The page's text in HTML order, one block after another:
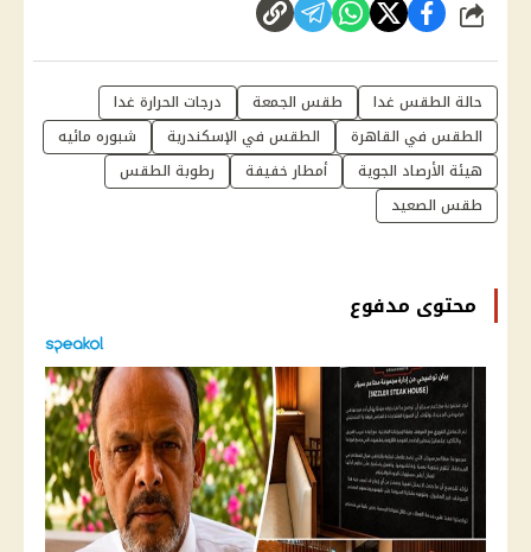
شارك
حالة الطقس غدا طقس الجمعة
درجات الحرارة غدا
الطقس في القاهرة
الطقس في الإسكندرية
شبوره مائيه
هيئة الأرصاد الجوية
أمطار خفيفة
رطوبة الطقس
طقس الصعيد
محتوى مدفوع